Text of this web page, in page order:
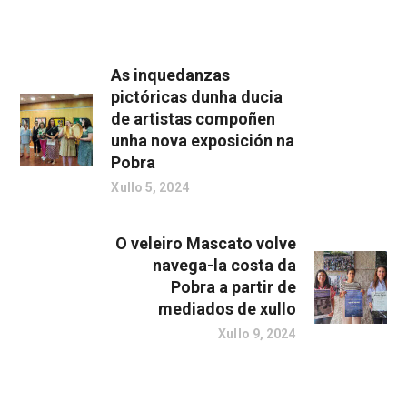
As inquedanzas
pictóricas dunha ducia
de artistas compoñen
unha nova exposición na
Pobra
Xullo 5, 2024
O veleiro Mascato volve
navega-la costa da
Pobra a partir de
mediados de xullo
Xullo 9, 2024